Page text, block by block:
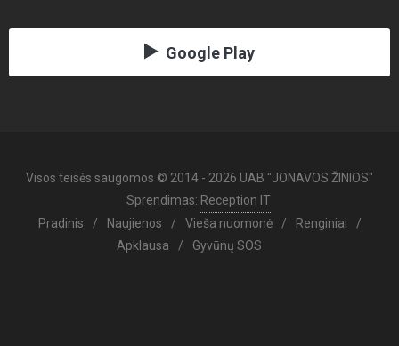
Google Play
Visos teisės saugomos © 2014 - 2026 UAB "JONAVOS ŽINIOS"
Sprendimas: Reception IT
Pradinis
/ Naujienos / Vieša nuomonė / Renginiai
/
Apklausa
/ Gyvūnų SOS